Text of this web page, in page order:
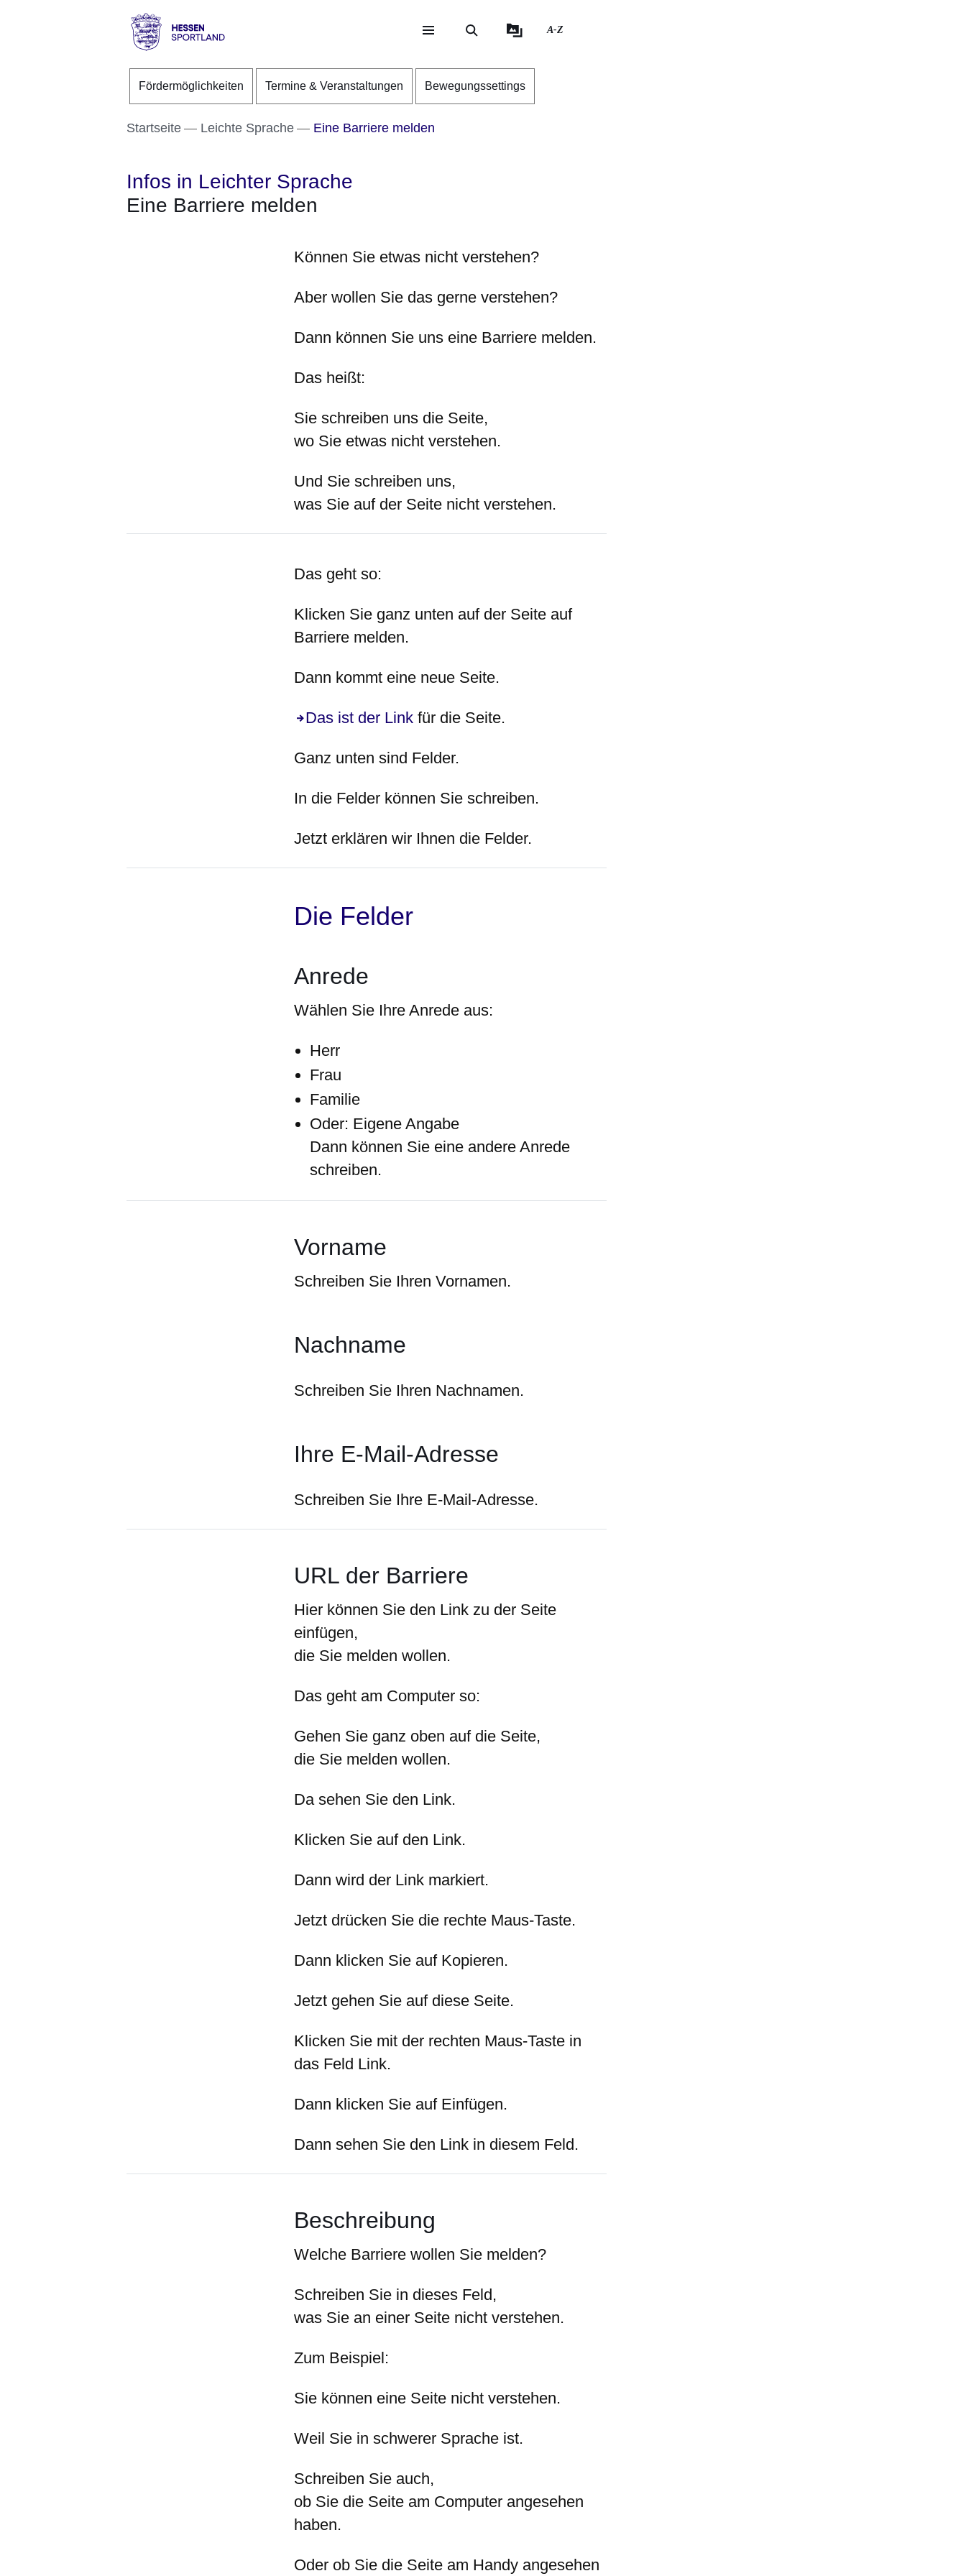
Direkt zum Kopf der Seite
Direkt zum Inhalt
Direkt zum Fuß der Seite
Sportland
A-Z
Fördermöglichkeiten Termine & Veranstaltungen Bewegungssettings
Startseite Leichte Sprache Eine Barriere melden
Infos in Leichter Sprache
Eine Barriere melden
Können Sie etwas nicht verstehen?
Aber wollen Sie das gerne verstehen?
Dann können Sie uns eine Barriere melden.
Das heißt:
Sie schreiben uns die Seite,
wo Sie etwas nicht verstehen.
Und Sie schreiben uns,
was Sie auf der Seite nicht verstehen.
Das geht so:
Klicken Sie ganz unten auf der Seite auf
Barriere melden.
Dann kommt eine neue Seite.
Das ist der Link für die Seite.
Ganz unten sind Felder.
In die Felder können Sie schreiben.
Jetzt erklären wir Ihnen die Felder.
Die Felder
Anrede
Wählen Sie Ihre Anrede aus:
Herr
Frau
Familie
Oder: Eigene Angabe
Dann können Sie eine andere Anrede
schreiben.
Vorname
Schreiben Sie Ihren Vornamen.
Nachname
Schreiben Sie Ihren Nachnamen.
Ihre E-Mail-Adresse
Schreiben Sie Ihre E-Mail-Adresse.
URL der Barriere
Hier können Sie den Link zu der Seite
einfügen,
die Sie melden wollen.
Das geht am Computer so:
Gehen Sie ganz oben auf die Seite,
die Sie melden wollen.
Da sehen Sie den Link.
Klicken Sie auf den Link.
Dann wird der Link markiert.
Jetzt drücken Sie die rechte Maus-Taste.
Dann klicken Sie auf Kopieren.
Jetzt gehen Sie auf diese Seite.
Klicken Sie mit der rechten Maus-Taste in
das Feld Link.
Dann klicken Sie auf Einfügen.
Dann sehen Sie den Link in diesem Feld.
Beschreibung
Welche Barriere wollen Sie melden?
Schreiben Sie in dieses Feld,
was Sie an einer Seite nicht verstehen.
Zum Beispiel:
Sie können eine Seite nicht verstehen.
Weil Sie in schwerer Sprache ist.
Schreiben Sie auch,
ob Sie die Seite am Computer angesehen
haben.
Oder ob Sie die Seite am Handy angesehen